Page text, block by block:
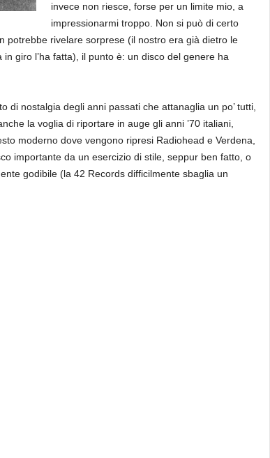
invece non riesce, forse per un limite mio, a
impressionarmi troppo. Non si può di certo
potrebbe rivelare sorprese (il nostro era già dietro le
giro l’ha fatta), il punto è: un disco del genere ha
di nostalgia degli anni passati che attanaglia un po’ tutti,
la voglia di riportare in auge gli anni ’70 italiani,
moderno dove vengono ripresi Radiohead e Verdena,
importante da un esercizio di stile, seppur ben fatto, o
godibile (la 42 Records difficilmente sbaglia un